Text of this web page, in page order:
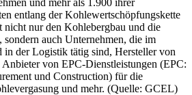
entlang der Kohlewertschöpfungskette
nicht nur den Kohlebergbau und die
auch Unternehmen, die im
in der Logistik tätig sind, Hersteller von
von EPC-Dienstleistungen (EPC:
und Construction) für die
und mehr. (Quelle: GCEL)